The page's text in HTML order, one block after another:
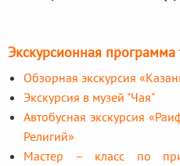
Экскурсионная программа
Обзорная экскурсия
Экскурсия в музей "Чая"
Автобусная экскурсия
Религий»
Мастер – класс по